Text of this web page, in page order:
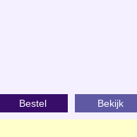
Bestel Bekijk